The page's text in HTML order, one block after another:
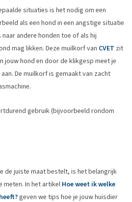
situaties is het nodig om een
als een hond in een angstige situatie
andere honden toe of als hij
mag likken. Deze muilkorf van CVET zit
jouw hond en door de klikgesp meet je
De muilkorf is gemaakt van zacht
gebruik (bijvoorbeeld rondom
de juiste maat bestelt, is het belangrijk
meten. In het artikel Hoe weet ik welke
geven we tips hoe je jouw huisdier